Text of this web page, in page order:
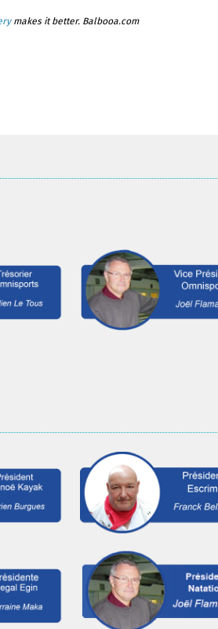
makes it better. Balbooa.com